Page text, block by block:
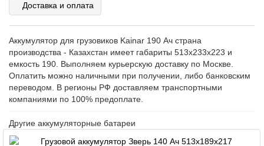
Доставка и оплата
Аккумулятор для грузовиков Kainar 190 Ач страна
производства - Казахстан имеет габариты 513x233x223 и
емкость 190. Выполняем курьерскую доставку по Москве.
Оплатить можно наличными при получении, либо банковским
переводом. В регионы РФ доставляем транспортными
компаниями по 100% предоплате.
Другие аккумуляторные батареи